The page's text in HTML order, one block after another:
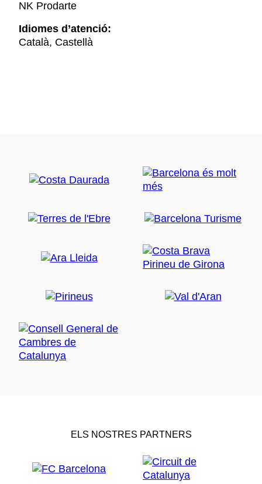
NK Prodarte
Idiomes d’atenció:
Català, Castellà
ELS NOSTRES PARTNERS